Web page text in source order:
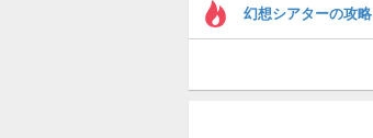
幻想シアターの攻略